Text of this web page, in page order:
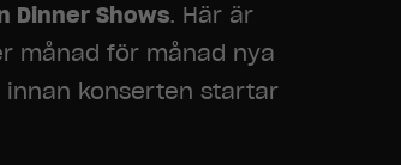
Dinner Shows. Här är
månad för månad nya
innan konserten startar